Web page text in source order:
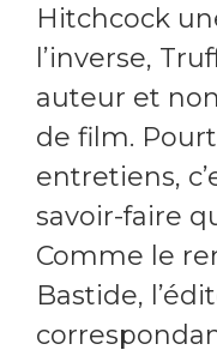
Hitchcock
l’inverse,
auteur et
de film.
entretiens,
savoir-faire
Comme le
Bastide,